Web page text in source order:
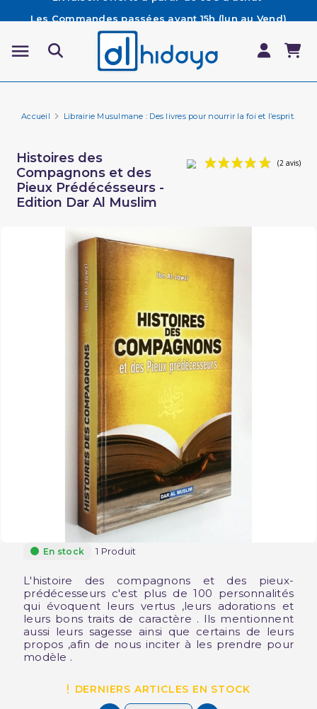
sont préparées et expédiées le jour même
Besoin d'aide ? Retrouvez notre FAQ
Livraison offerte à partir de 65€ d'achat*
Accueil Librairie Musulmane : Des livres pour nourrir la foi et l’esprit.
Histoires des
Compagnons et des
Pieux Prédécésseurs -
Edition Dar Al Muslim
En stock 1 Produit
L'histoire des compagnons et des pieux-
prédécesseurs c'est plus de 100 personnalités
qui évoquent leurs vertus ,leurs adorations et
leurs bons traits de caractère . Ils mentionnent
aussi leurs sagesse ainsi que certains de leurs
propos ,afin de nous inciter à les prendre pour
modèle .
DERNIERS ARTICLES EN STOCK